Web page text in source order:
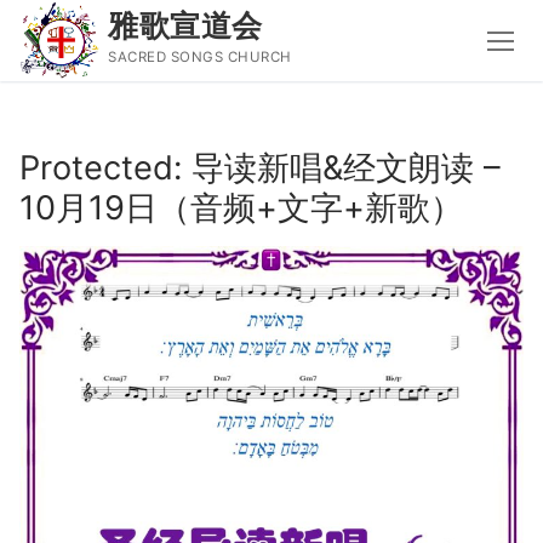
content
雅歌宣道会
SACRED SONGS CHURCH
Search
for:
主页
主日讲道
圣经导读新唱
属灵书籍
Protected: 导读新唱&经文朗读 –
10月19日（音频+文字+新歌）